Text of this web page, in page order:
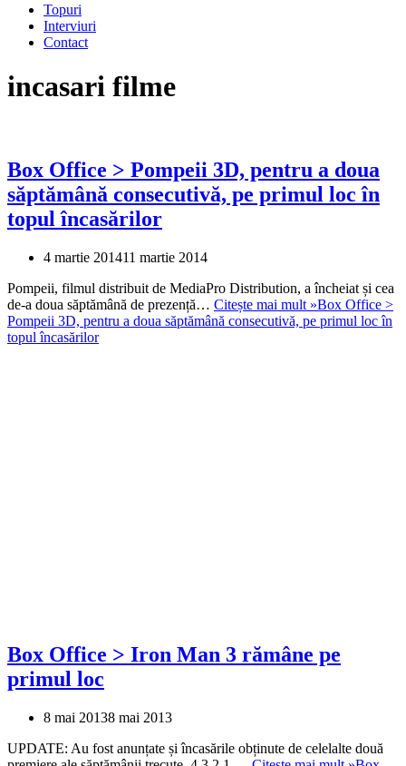
Topuri
Interviuri
Contact
incasari filme
Box Office > Pompeii 3D, pentru a doua
săptămână consecutivă, pe primul loc în
topul încasărilor
4 martie 201411 martie 2014
Pompeii, filmul distribuit de MediaPro Distribution, a încheiat și cea
de-a doua săptămână de prezență… Citește mai mult »Box Office >
Pompeii 3D, pentru a doua săptămână consecutivă, pe primul loc în
topul încasărilor
Box Office > Iron Man 3 rămâne pe
primul loc
8 mai 20138 mai 2013
UPDATE: Au fost anunțate și încasările obținute de celelalte două